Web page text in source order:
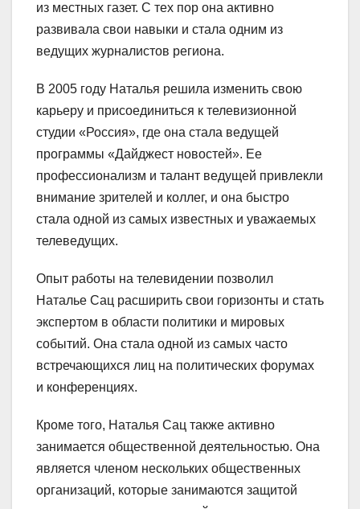
из местных газет. С тех пор она активно
развивала свои навыки и стала одним из
ведущих журналистов региона.
В 2005 году Наталья решила изменить свою
карьеру и присоединиться к телевизионной
студии «Россия», где она стала ведущей
программы «Дайджест новостей». Ее
профессионализм и талант ведущей привлекли
внимание зрителей и коллег, и она быстро
стала одной из самых известных и уважаемых
телеведущих.
Опыт работы на телевидении позволил
Наталье Сац расширить свои горизонты и стать
экспертом в области политики и мировых
событий. Она стала одной из самых часто
встречающихся лиц на политических форумах
и конференциях.
Кроме того, Наталья Сац также активно
занимается общественной деятельностью. Она
является членом нескольких общественных
организаций, которые занимаются защитой